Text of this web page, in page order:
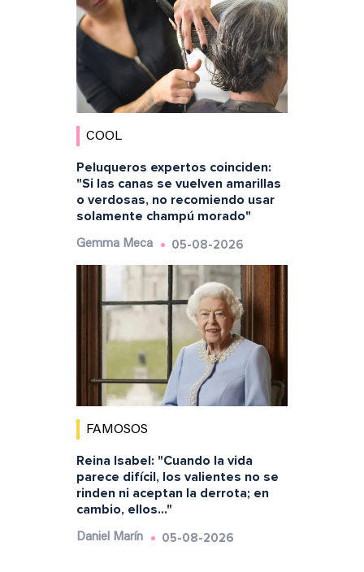
COOL
Peluqueros expertos coinciden:
"Si las canas se vuelven amarillas
o verdosas, no recomiendo usar
solamente champú morado"
Gemma Meca 05-08-2026
FAMOSOS
Reina Isabel: "Cuando la vida
parece difícil, los valientes no se
rinden ni aceptan la derrota; en
cambio, ellos..."
Daniel Marín 05-08-2026